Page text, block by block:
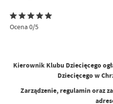
Ocena 0/5
Kierownik Klubu Dziecięcego
Dziecięcego w
Zarządzenie, regulamin oraz